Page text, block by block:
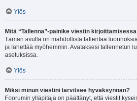
Ylös
Mitä “Tallenna”-painike viestin
Tämän avulla on mahdollista tallentaa
ja lähettää myöhemmin. Avataksesi tallennetun
asetuksissa.
Ylös
Miksi minun viestini tarvitsee hyväksynnän?
Foorumin ylläpitäjä on päättänyt, että viestit